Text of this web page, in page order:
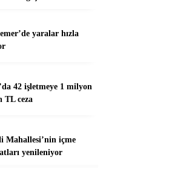
yaralar hızla
42 işletmeye 1 milyon
TL ceza
Mahallesi’nin içme
yenileniyor